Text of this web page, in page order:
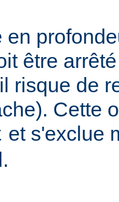
en
être
risque de
Cette
et s'exclue
.